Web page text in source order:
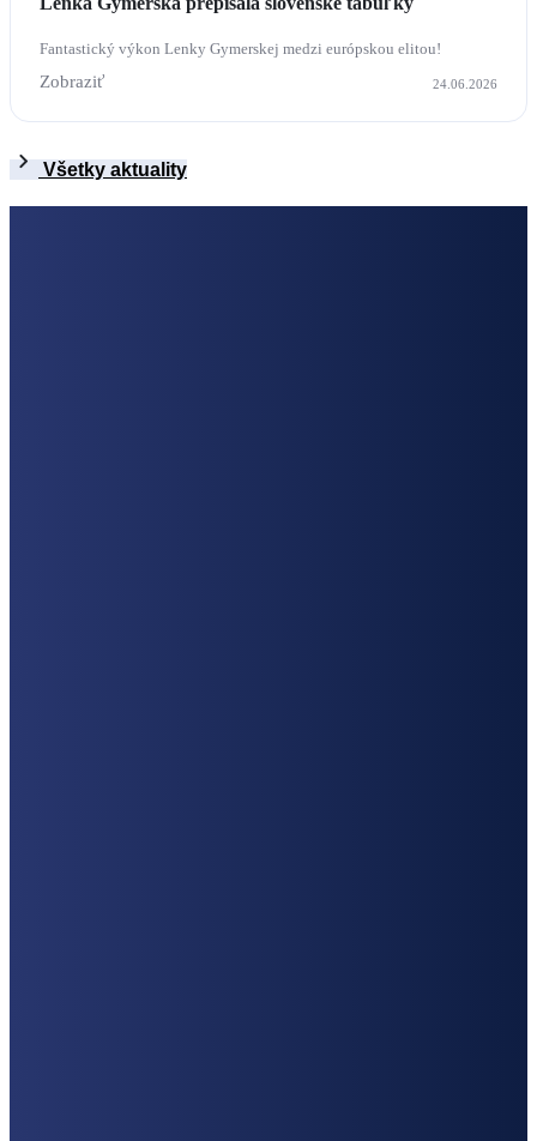
Fantastický výkon Lenky Gymerskej medzi európskou elitou!
Zobraziť 24.06.2026
Všetky aktuality